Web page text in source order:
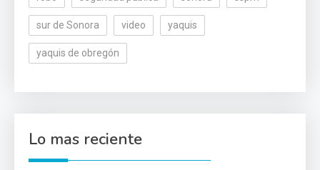
sur de Sonora video yaquis
yaquis de obregón
Lo mas reciente